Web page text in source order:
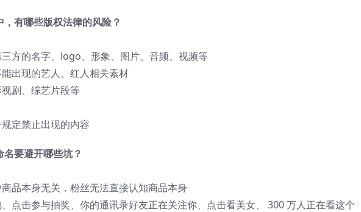
有哪些版权法律的风险？
方的名字、logo、形象、图片、音频、视频等
出现的艺人、红人相关素材
剧、综艺片段等
定禁止出现的内容
要避开哪些坑？
品本身无关，粉丝无法直接认知商品本身
点击参与抽奖、你的通讯录好友正在关注你、点击看美女、 300 万人正在看这个